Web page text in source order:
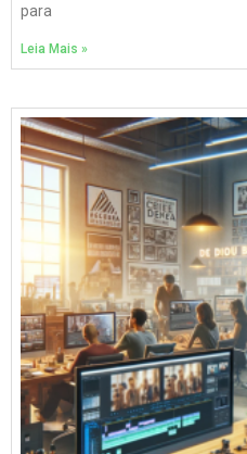
para
Leia Mais »